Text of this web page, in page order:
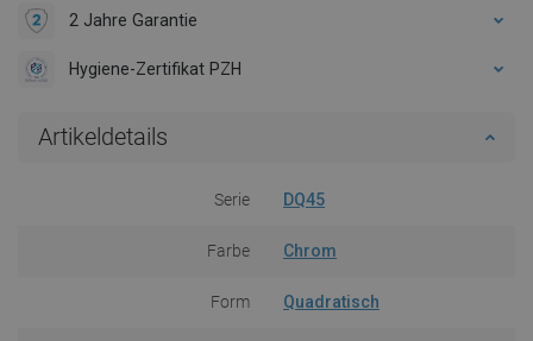
2 Jahre Garantie
Hygiene-Zertifikat PZH
Artikeldetails
Serie DQ45
Farbe Chrom
Form Quadratisch